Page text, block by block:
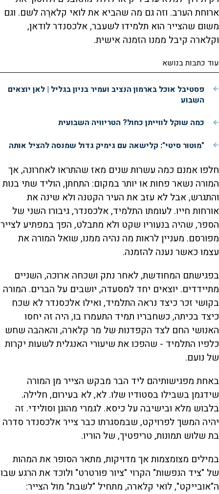
ארוחת הערב. וזה גם מה שהביא את לואי קלארֶה לשם. וגם
משום שהצייר הוא תלמידו לשעבר, אלכסנדר לודאן,
וקלארה קיבל ממנו הזמנה אישית.
עוד כתבות בנושא
פסטיבל אוכל בארמון הנציב ועמיר בניון בגליל | לאן יוצאים
השבוע
כמה שוקל לווייתן כחול? הטריוויה השבועית
"מוטור סיטי": קלישאה עם גימיק גדול שמנסה להציל אותה
חלפו אמנם כמה עשרות שנים מאז שהתראו לאחרונה, אך
המורה נשאר פחות או יותר במקום: התחתן, הוליד שתי בנות
והתגרש, אבל לא עזב את העיר הקטנה ולא שינה את
אורחות חייו. לעומתו התלמיד, אלכסנדר, גיבורו השני של
הספר, שהיה בנעוריו שקט ולא מתבלט, הפך במפתיע לצייר
מפורסם. מעניין לראות מה נהיה ממנו, שואל המורה את
עצמו כאשר נענה להזמנה.
בפגישתם המחודשת, לאחר נתק ושכחה ארוכה, השניים
מתיידדים. יוצאים יחד למסעדה, יושבים על הברים. המורה
בקושי זכר כיצד נראה התלמיד, ואילו אלכסנדר לא שכח
כיצד בכיתה, כשחבריו תמיד התעמרו בו, היה זה יחסו
האנושי החם לצד הקפדנות של מר קלארה, והאהבה שחש
כלפיו התלמיד - שהפכו את שיעורי האנגלית לשעות יקרות
של נועם.
באחת מפגישותיהם ליד הבר מבקש הצייר מן המורה
שידגמן בשבילו בסטודיו שלו. לא, לא בעירום, חלילה.
בלבוש מלא ובישיבה על כיסא. לגמרי מהוגן וסולידי. זה
יהיה המשך לפרויקט, שבמסגרתו כבר צייר אלכסנדר סדרה
בת שלוש תמונות, טריפטיך, של הוריו.
במילים מצומצמות אך מדויקות, מתאר הסופר את המהות
של "ציד הנפשות" הקרוי "ציור פורטרט" ולוכד את הרגע שבו
ה"אובייקט", לואי קלארה, מתחיל "לשבת" מול הצייר: